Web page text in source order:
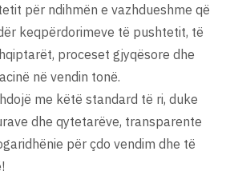
për ndihmën e vazhdueshme që
keqpërdorimeve të pushtetit, të
proceset gjyqësore dhe
në vendin tonë.
me këtë standard të ri, duke
dhe qytetarëve, transparente
për çdo vendim dhe të